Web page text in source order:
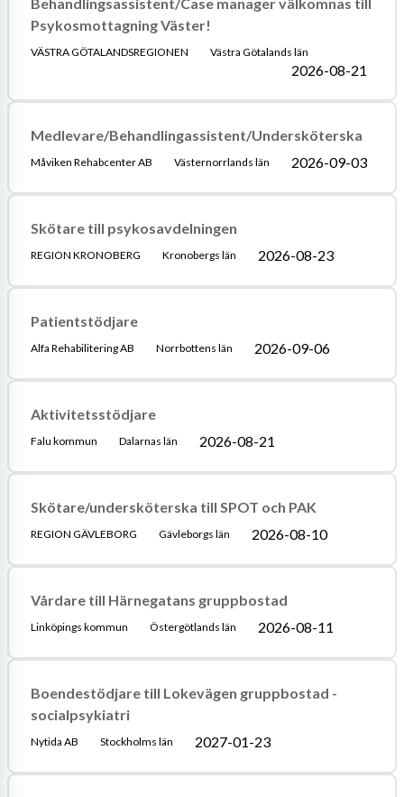
Psykosmottagning Väster!
VÄSTRA GÖTALANDSREGIONEN Västra Götalands län
2026-08-21
Medlevare/Behandlingassistent/Undersköterska
Måviken Rehabcenter AB Västernorrlands län 2026-09-03
Skötare till psykosavdelningen
REGION KRONOBERG Kronobergs län 2026-08-23
Patientstödjare
Alfa Rehabilitering AB Norrbottens län 2026-09-06
Aktivitetsstödjare
Falu kommun Dalarnas län 2026-08-21
Skötare/undersköterska till SPOT och PAK
REGION GÄVLEBORG Gävleborgs län 2026-08-10
Vårdare till Härnegatans gruppbostad
Linköpings kommun Östergötlands län 2026-08-11
Boendestödjare till Lokevägen gruppbostad -
socialpsykiatri
Nytida AB Stockholms län 2027-01-23